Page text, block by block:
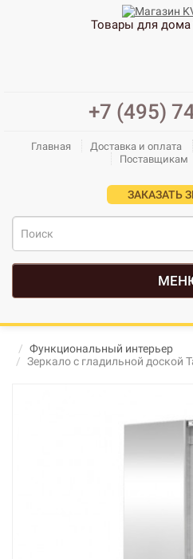
Товары для
+7 (495)
Главная Доставка и оплата
Поставщикам
ЗАКАЗАТЬ
Функциональный интерьер
Зеркало с гладильной доской